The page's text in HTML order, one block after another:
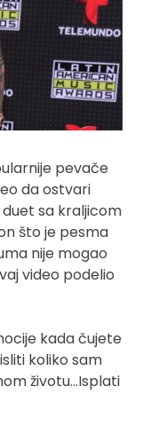
pevače
da ostvari
sa kraljicom
što je pesma
nije mogao
video podelio
kada čujete
koliko sam
životu…Isplati